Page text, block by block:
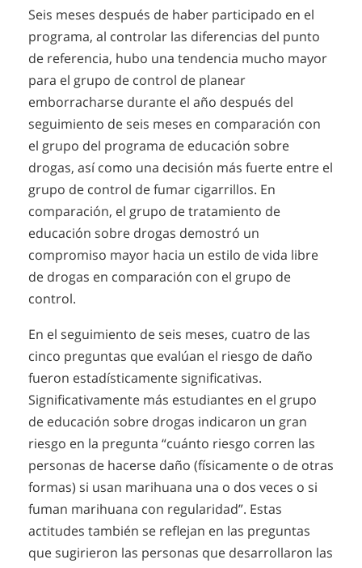
Seis meses después de haber participado en el
programa, al controlar las diferencias del punto
de referencia, hubo una tendencia mucho mayor
para el grupo de control de planear
emborracharse durante el año después del
seguimiento de seis meses en comparación con
el grupo del programa de educación sobre
drogas, así como una decisión más fuerte entre el
grupo de control de fumar cigarrillos. En
comparación, el grupo de tratamiento de
educación sobre drogas demostró un
compromiso mayor hacia un estilo de vida libre
de drogas en comparación con el grupo de
control.
En el seguimiento de seis meses, cuatro de las
cinco preguntas que evalúan el riesgo de daño
fueron estadísticamente significativas.
Significativamente más estudiantes en el grupo
de educación sobre drogas indicaron un gran
riesgo en la pregunta “cuánto riesgo corren las
personas de hacerse daño (físicamente o de otras
formas) si usan marihuana una o dos veces o si
fuman marihuana con regularidad”. Estas
actitudes también se reflejan en las preguntas
que sugirieron las personas que desarrollaron las